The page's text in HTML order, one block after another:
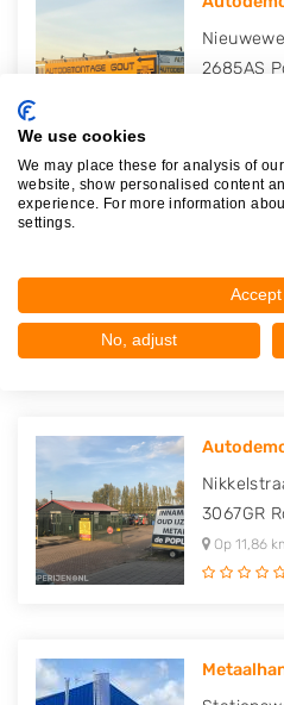
2685AS
2685AS
Op 11,86
3067GR
Op 11,86
We use cookies
We may place these for analysis of
website, show personalised content
experience. For more information
settings.
Accept
No, adjust